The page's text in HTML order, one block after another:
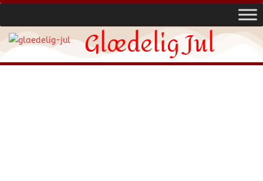
Glædelig Jul